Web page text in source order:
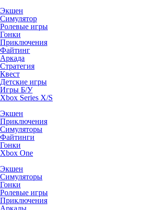
Экшен
Симулятор
Ролевые игры
Гонки
Приключения
Файтинг
Аркада
Стратегия
Квест
Детские игры
Игры Б/У
Xbox Series X/S
Экшен
Приключения
Симуляторы
Файтинги
Гонки
Xbox One
Экшен
Симуляторы
Гонки
Ролевые игры
Приключения
Аркады